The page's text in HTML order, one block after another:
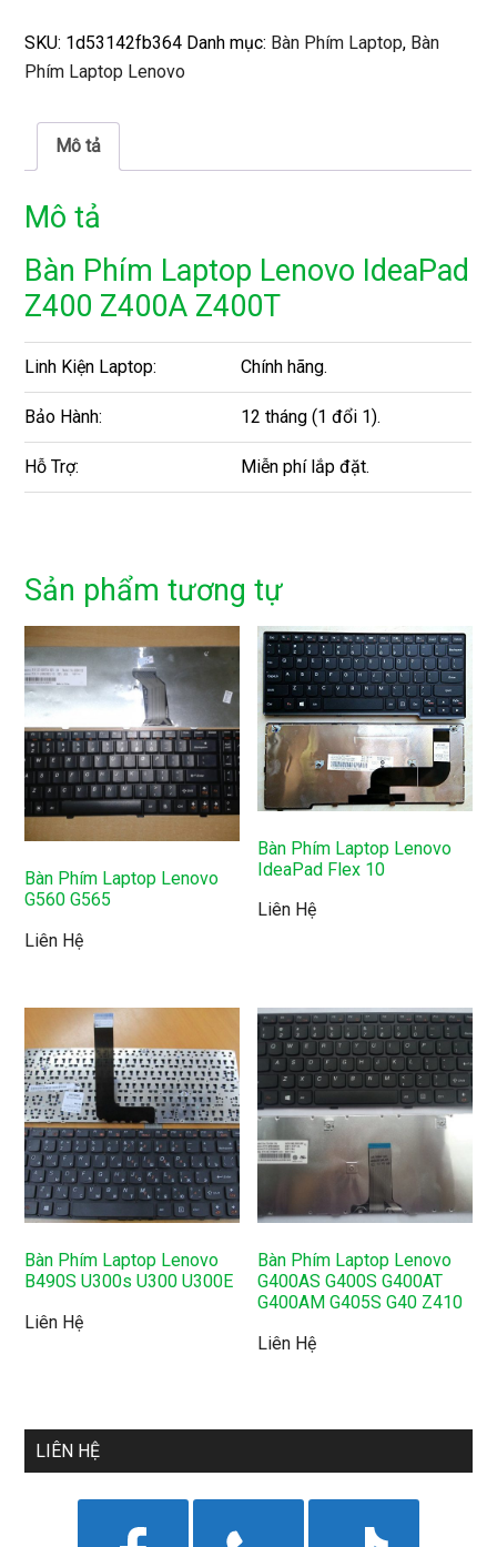
SKU: 1d53142fb364 Danh mục: Bàn Phím Laptop, Bàn
Phím Laptop Lenovo
Mô tả
Mô tả
Bàn Phím Laptop Lenovo IdeaPad
Z400 Z400A Z400T
Linh Kiện Laptop: Chính hãng.
Bảo Hành: 12 tháng (1 đổi 1).
Hỗ Trợ: Miễn phí lắp đặt.
Sản phẩm tương tự
Bàn Phím Laptop Lenovo
G560 G565
Liên Hệ
Bàn Phím Laptop Lenovo
IdeaPad Flex 10
Liên Hệ
Bàn Phím Laptop Lenovo
B490S U300s U300 U300E
Liên Hệ
Bàn Phím Laptop Lenovo
G400AS G400S G400AT
G400AM G405S G40 Z410
Liên Hệ
LIÊN HỆ